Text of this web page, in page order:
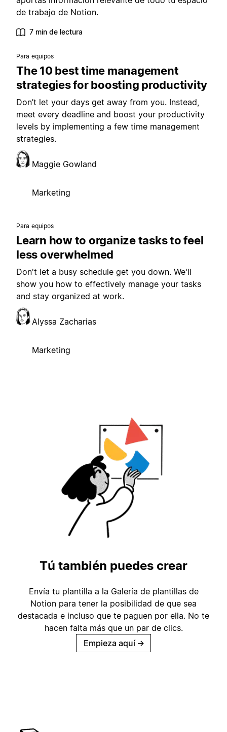
de trabajo de Notion.
7 min de lectura
Para equipos
The 10 best time management
strategies for boosting productivity
Don’t let your days get away from you. Instead,
meet every deadline and boost your productivity
levels by implementing a few time management
strategies.
Maggie Gowland
Marketing
Para equipos
Learn how to organize tasks to feel
less overwhelmed
Don't let a busy schedule get you down. We'll
show you how to effectively manage your tasks
and stay organized at work.
Alyssa Zacharias
Marketing
Tú también puedes crear
Envía tu plantilla a la Galería de plantillas de
Notion para tener la posibilidad de que sea
destacada e incluso que te paguen por ella. No te
hacen falta más que un par de clics.
Empieza aquí →